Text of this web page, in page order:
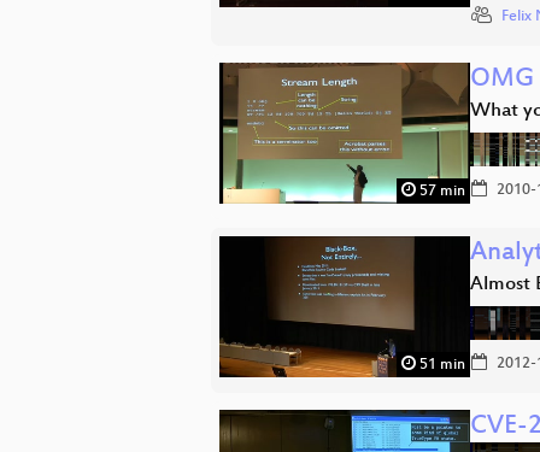
Felix
57 min
OMG
What
51 min
Almost
CVE-